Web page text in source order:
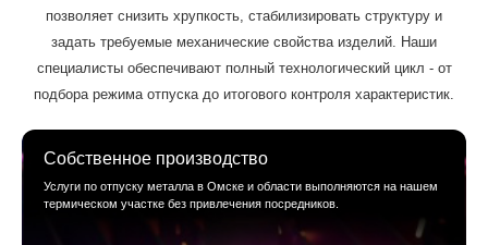
позволяет снизить хрупкость, стабилизировать структуру и
задать требуемые механические свойства изделий. Наши
специалисты обеспечивают полный технологический цикл - от
подбора режима отпуска до итогового контроля характеристик.
Собственное производство
Услуги по отпуску металла в Омске и области выполняются на нашем
термическом участке без привлечения посредников.